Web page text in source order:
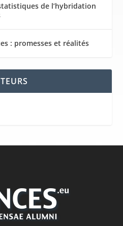
de l’hybridation
: promesses et réalités